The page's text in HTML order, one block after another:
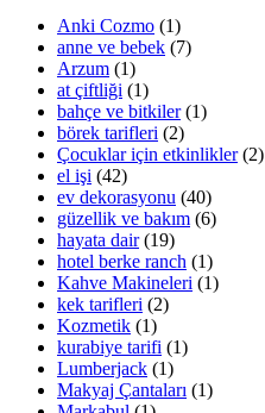
Anki Cozmo (1)
anne ve bebek (7)
Arzum (1)
at çiftliği (1)
bahçe ve bitkiler(1)
börek tarifleri (2)
Çocuklar için etkinlikler(2)
el işi (42)
ev dekorasyonu (40)
güzellik ve bakım (6)
hayata dair(19)
hotel berke ranch (1)
Kahve Makineleri (1)
kek tarifleri (2)
Kozmetik (1)
kurabiye tarifi (1)
Lumberjack (1)
Makyaj Çantaları (1)